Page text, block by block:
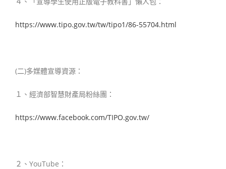
https://www.tipo.gov.tw/tw/tipo1/86-55704.html
(二)多媒體宣導資源：
１、經濟部智慧財產局粉絲團：
https://www.facebook.com/TIPO.gov.tw/
２、YouTube：